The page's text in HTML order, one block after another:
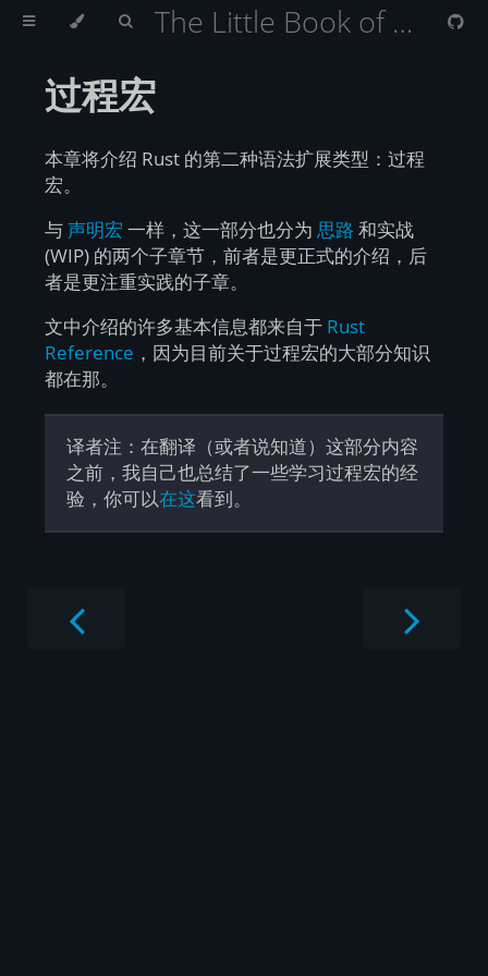
The Little Book of Rust Macros （Rust 宏小册）
过程宏
本章将介绍 Rust 的第二种语法扩展类型：过程
宏。
与声明宏 一样，这一部分也分为 思路 和实战
(WIP) 的两个子章节，前者是更正式的介绍，后
者是更注重实践的子章。
文中介绍的许多基本信息都来自于 Rust
Reference ，因为目前关于过程宏的大部分知识
都在那。
译者注：在翻译（或者说知道）这部分内容
之前，我自己也总结了一些学习过程宏的经
验，你可以在这看到。